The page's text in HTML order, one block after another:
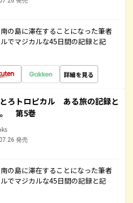
の島に滞在することになった筆者
でマジカルな45日間の記録と記
詳細を見る
ろトロピカル ある旅の記録と
第5巻
発売
の島に滞在することになった筆者
でマジカルな45日間の記録と記